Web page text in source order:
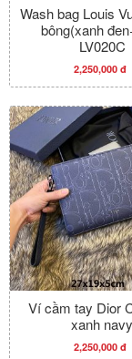
Wash bag Louis
bông(xanh
LV020C
2,250,000 đ
Ví cầm tay Dior
xanh navy
2,250,000 đ